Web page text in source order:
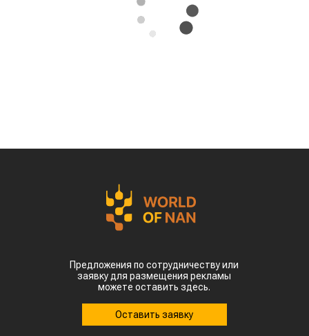
Предложения по сотрудничеству или
заявку для размещения рекламы
можете оставить здесь.
Оставить заявку